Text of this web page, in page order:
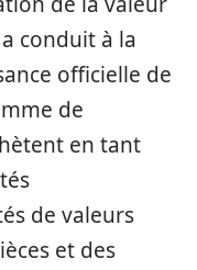
conduit à la
officielle de
de
en tant
de valeurs
et des